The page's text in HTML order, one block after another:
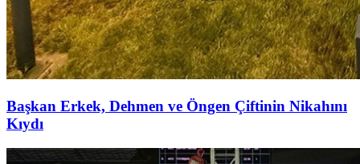
Başkan Erkek, Dehmen ve Öngen Çiftinin Nikahını
Kıydı